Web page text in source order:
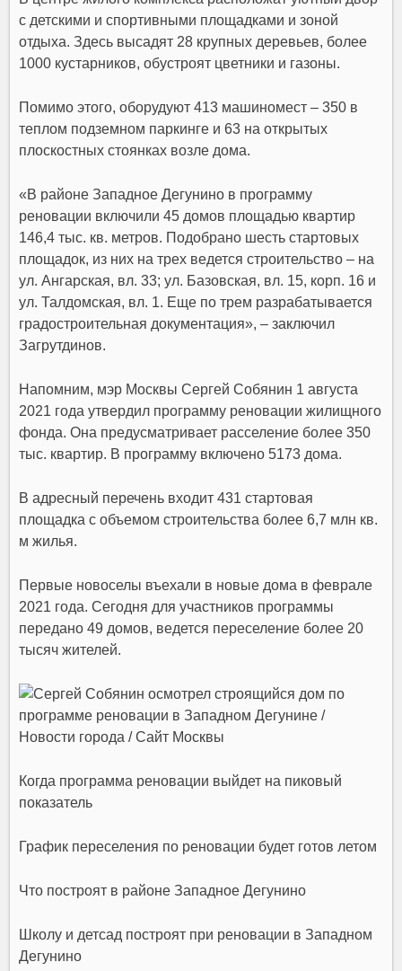
с детскими и спортивными площадками и зоной
отдыха. Здесь высадят 28 крупных деревьев, более
1000 кустарников, обустроят цветники и газоны.
Помимо этого, оборудуют 413 машиномест – 350 в
теплом подземном паркинге и 63 на открытых
плоскостных стоянках возле дома.
«В районе Западное Дегунино в программу
реновации включили 45 домов площадью квартир
146,4 тыс. кв. метров. Подобрано шесть стартовых
площадок, из них на трех ведется строительство – на
ул. Ангарская, вл. 33; ул. Базовская, вл. 15, корп. 16 и
ул. Талдомская, вл. 1. Еще по трем разрабатывается
градостроительная документация», – заключил
Загрутдинов.
Напомним, мэр МосквыСергей Собянин 1 августа
2021 года утвердил программу реновации жилищного
фонда. Она предусматривает расселение более 350
тыс. квартир. В программу включено 5173 дома.
В адресный перечень входит431 стартовая
площадка с объемом строительства более 6,7 млн кв.
мжилья.
Первые новоселы въехали в новые дома в феврале
2021 года. Сегодня для участников программы
передано 49 домов, ведется переселение более 20
тысяч жителей.
Когда программа реновации выйдет на пиковый
показатель
График переселения по реновации будет готов летом
Что построят в районе Западное Дегунино
Школу и детсад построят при реновации в Западном
Дегунино